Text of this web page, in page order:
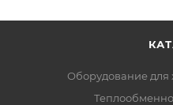
Оборудование для